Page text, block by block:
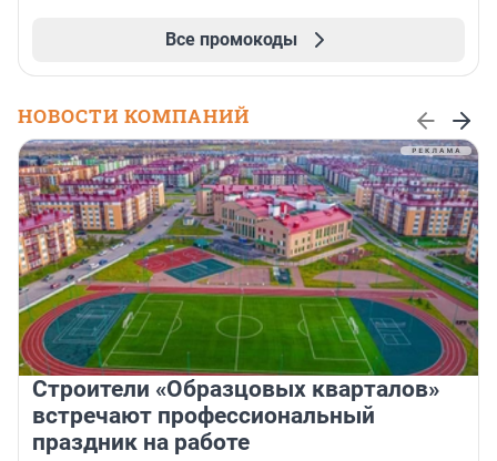
Все промокоды
НОВОСТИ КОМПАНИЙ
Строители «Образцовых кварталов»
встречают профессиональный
праздник на работе